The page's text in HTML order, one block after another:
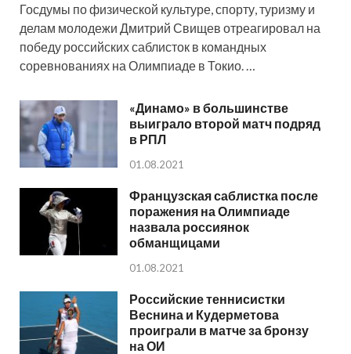
Госдумы по физической культуре, спорту, туризму и
делам молодежи Дмитрий Свищев отреагировал на
победу российских саблисток в командных
соревнованиях на Олимпиаде в Токио. …
«Динамо» в большинстве
выиграло второй матч подряд
в РПЛ
01.08.2021
Французская саблистка после
поражения на Олимпиаде
назвала россиянок
обманщицами
01.08.2021
Российские теннисистки
Веснина и Кудерметова
проиграли в матче за бронзу
на ОИ